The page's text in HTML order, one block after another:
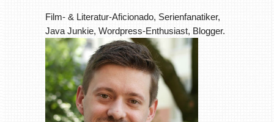
Film- & Literatur-Aficionado, Serienfanatiker,
Java Junkie, Wordpress-Enthusiast, Blogger.